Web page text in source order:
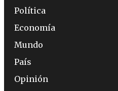
Política
Economía
Mundo
País
Opinión